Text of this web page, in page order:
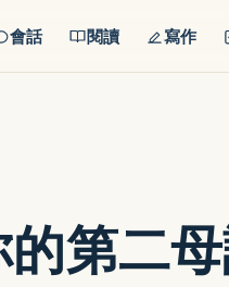
會話 閱讀 寫作
第二母